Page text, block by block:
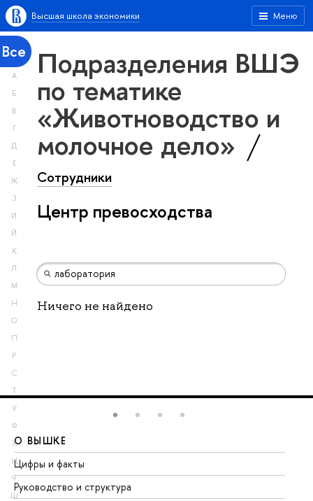
Меню
Высшая школа экономики
Все
А
Б
В
Г
Д
Е
Ж
З
И
Й
К
Л
М
Н
О
П
Р
С
Т
У
Ф
Х
Ц
Ч
Ш
Подразделения ВШЭ
по тематике
«Животноводство и
молочное дело»
Сотрудники
Центр превосходства
Ничего не найдено
О ВЫШКЕ
Цифры и факты
Руководство и структура